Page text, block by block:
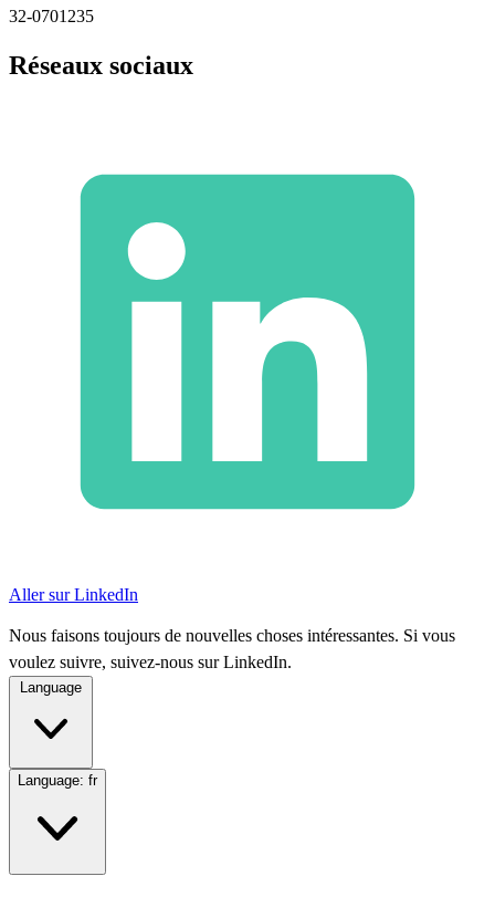
32-0701235
Réseaux sociaux
Aller sur LinkedIn
Nous faisons toujours de nouvelles choses intéressantes. Si vous
voulez suivre, suivez-nous sur LinkedIn.
Language: fr